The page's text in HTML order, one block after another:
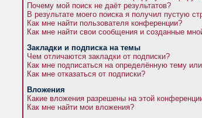
Почему мой поиск не даёт результатов?
В результате моего поиска я получил пустую
Как мне найти пользователя конференции?
Как мне найти свои сообщения и созданные
Закладки и подписка на темы
Чем отличаются закладки от подписки?
Как мне подписаться на определённую тему
Как мне отказаться от подписки?
Вложения
Какие вложения разрешены на этой
Как мне найти мои вложения?